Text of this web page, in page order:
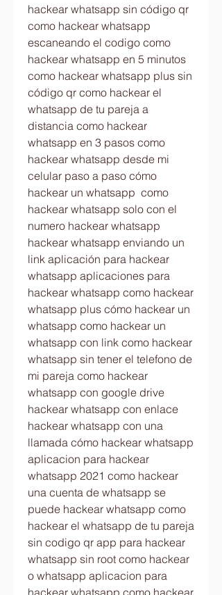
hackear whatsapp sin código qr
como hackear whatsapp
escaneando el codigo como
hackear whatsapp en 5 minutos
como hackear whatsapp plus sin
código qr como hackear el
whatsapp de tu pareja a
distancia como hackear
whatsapp en 3 pasos como
hackear whatsapp desde mi
celular paso a paso cómo
hackear un whatsapp  como
hackear whatsapp solo con el
numero hackear whatsapp
hackear whatsapp enviando un
link aplicación para hackear
whatsapp aplicaciones para
hackear whatsapp como hackear
whatsapp plus cómo hackear un
whatsapp como hackear un
whatsapp con link como hackear
whatsapp sin tener el telefono de
mi pareja como hackear
whatsapp con google drive
hackear whatsapp con enlace
hackear whatsapp con una
llamada cómo hackear whatsapp
aplicacion para hackear
whatsapp 2021 como hackear
una cuenta de whatsapp se
puede hackear whatsapp como
hackear el whatsapp de tu pareja
sin codigo qr app para hackear
whatsapp sin root como hackear
o whatsapp aplicacion para
hackear whatsapp como hackear